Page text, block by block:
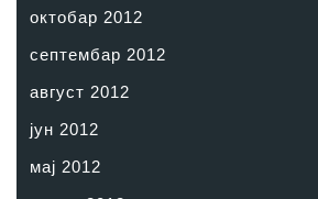
октобар 2012
септембар 2012
август 2012
јун 2012
мај 2012